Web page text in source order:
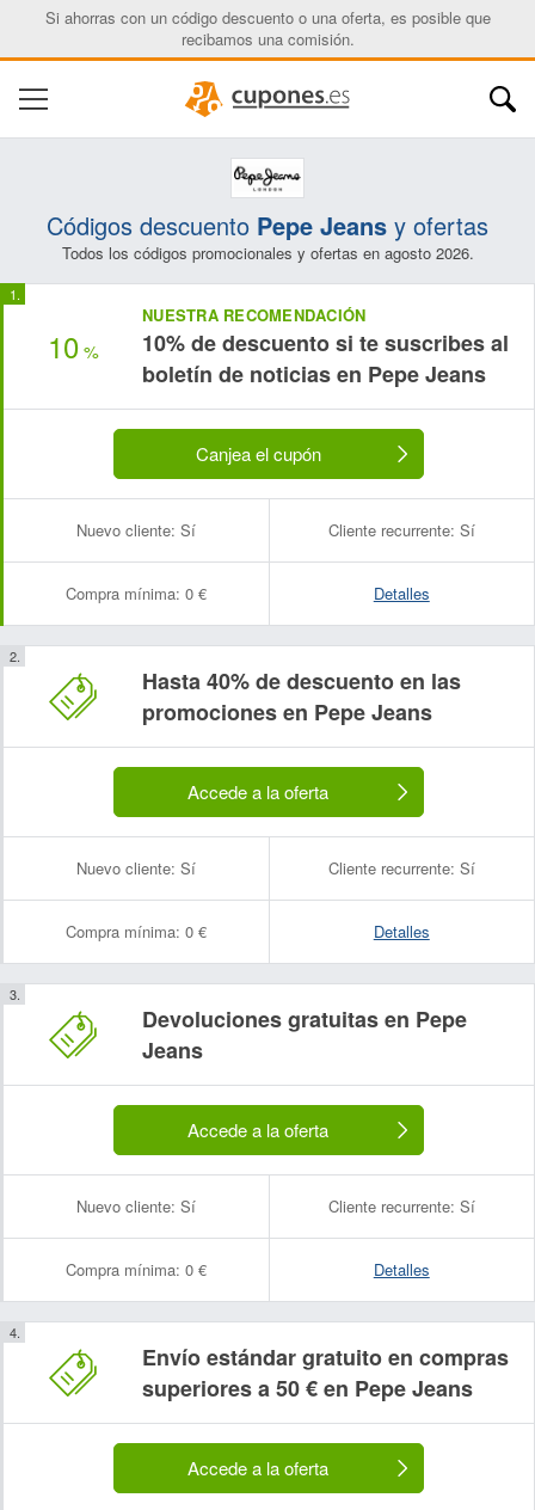
Si ahorras con un código descuento o una oferta, es posible que
recibamos una comisión.
Códigos descuento Pepe Jeans y ofertas
Todos los códigos promocionales y ofertas en agosto 2026.
10 %
NUESTRA RECOMENDACIÓN
10% de descuento si te suscribes al
boletín de noticias en Pepe Jeans
Canjea el cupón
Nuevo cliente: Sí Cliente recurrente: Sí
Compra mínima: 0 € Detalles
Hasta 40% de descuento en las
promociones en Pepe Jeans
Accede a la oferta
Nuevo cliente: Sí Cliente recurrente: Sí
Compra mínima: 0 € Detalles
Devoluciones gratuitas en Pepe
Jeans
Accede a la oferta
Nuevo cliente: Sí Cliente recurrente: Sí
Compra mínima: 0 € Detalles
Envío estándar gratuito en compras
superiores a 50 € en Pepe Jeans
Accede a la oferta